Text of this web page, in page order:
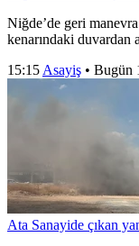
Niğde’de geri
kenarındaki duvardan
15:15 Asayiş • Bugün
Ata Sanayide çıkan